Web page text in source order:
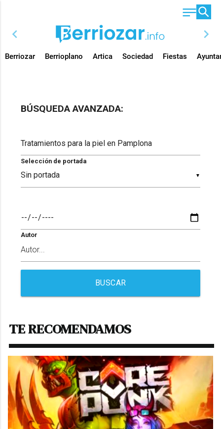
chevron_left chevron_right
Berriozar Berrioplano Artica Sociedad Fiestas
BÚSQUEDA AVANZADA:
▼
Selección de portada
Autor
BUSCAR
TE RECOMENDAMOS